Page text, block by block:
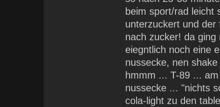
beim sport/rad leicht
unterzuckert und
nach zucker! da
eiegntlich noch eine
nussecke, nen
hmmm ... T-89 ...
nussecke ... "nichts
cola-light zu den